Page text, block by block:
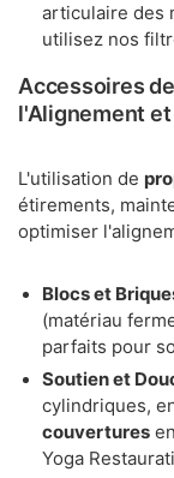
articulaire des
utilisez nos
Accessoires
l'Alignement et
L'utilisation de
étirements,
optimiser
Blocs et
(matériau
parfaits pour
Soutien et
cylindriques,
couvertures
Yoga